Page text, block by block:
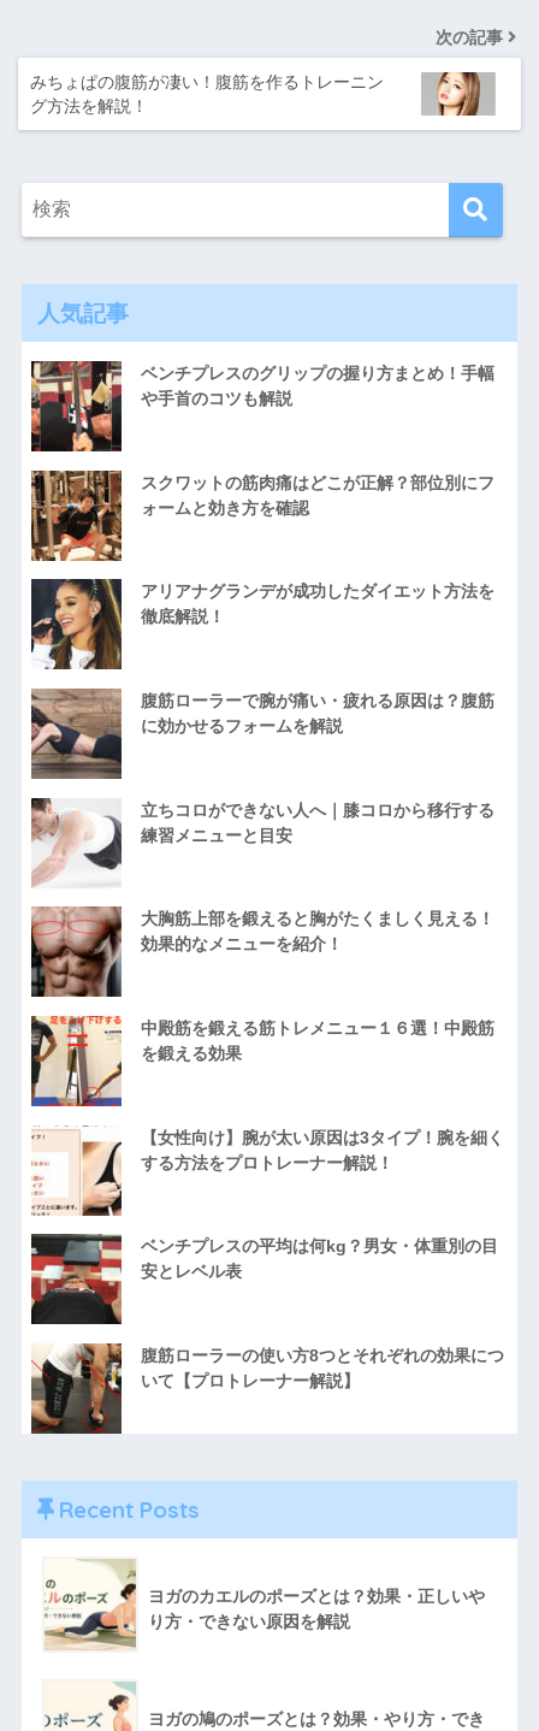
次の記事
みちょぱの腹筋が凄い！腹筋を作るトレーニン
グ方法を解説！
人気記事
ベンチプレスのグリップの握り方まとめ！手幅
や手首のコツも解説
スクワットの筋肉痛はどこが正解？部位別にフ
ォームと効き方を確認
アリアナグランデが成功したダイエット方法を
徹底解説！
腹筋ローラーで腕が痛い・疲れる原因は？腹筋
に効かせるフォームを解説
立ちコロができない人へ｜膝コロから移行する
練習メニューと目安
大胸筋上部を鍛えると胸がたくましく見える！
効果的なメニューを紹介！
中殿筋を鍛える筋トレメニュー１６選！中殿筋
を鍛える効果
【女性向け】腕が太い原因は3タイプ！腕を細く
する方法をプロトレーナー解説！
ベンチプレスの平均は何kg？男女・体重別の目
安とレベル表
腹筋ローラーの使い方8つとそれぞれの効果につ
いて【プロトレーナー解説】
Recent Posts
ヨガのカエルのポーズとは？効果・正しいや
り方・できない原因を解説
ヨガの鳩のポーズとは？効果・やり方・でき